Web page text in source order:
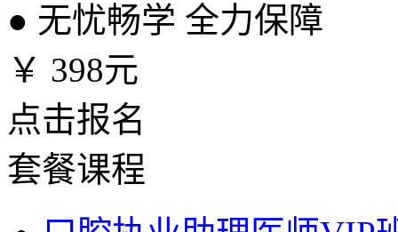
● 无忧畅学 全力保障
￥ 398元
点击报名
套餐课程